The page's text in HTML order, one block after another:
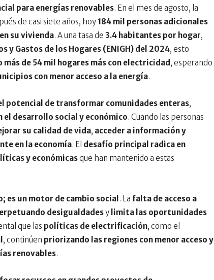
para energías renovables. En el mes de agosto, la
de casi siete años, hoy 184 mil personas adicionales
su vivienda. A una tasa de 3.4 habitantes por hogar,
y Gastos de los Hogares (ENIGH) del 2024, esto
más de 54 mil hogares más con electricidad , esperando
con menor acceso a la energía.
potencial de transformar comunidades enteras,
desarrollo social y económico. Cuando las personas
su calidad de vida, acceder a información y
en la economía. El desafío principal radica en
y económicasque han mantenido a estas
es un motor de cambio social . La falta de acceso a
desigualdadesy limita las oportunidades
que las políticas de electrificación, como el
, continúen priorizando las regiones con menor acceso y
renovables.